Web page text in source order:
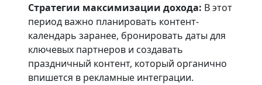
Стратегии максимизации дохода: В этот
период важно планировать контент-
календарь заранее, бронировать даты для
ключевых партнеров и создавать
праздничный контент, который органично
впишется в рекламные интеграции.